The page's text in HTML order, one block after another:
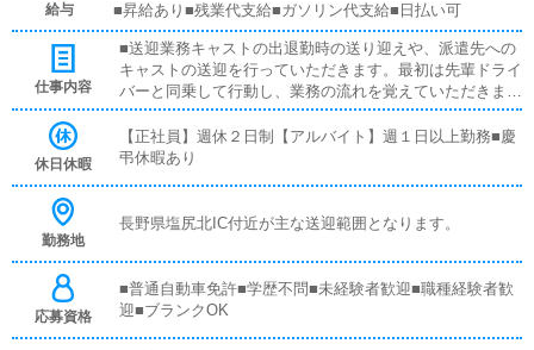
給与 ■昇給あり■残業代支給■ガソリン代支給■日払い可
仕事内容
■送迎業務キャストの出退勤時の送り迎えや、派遣先への
キャストの送迎を行っていただきます。最初は先輩ドライ
バーと同乗して行動し、業務の流れを覚えていただきます
ので、未経験の方でも安心して働けます。お客様と対面で
接客をお願いすることはありません。ガソリン代・高速代
は支給します。
休日休暇
【正社員】週休２日制【アルバイト】週１日以上勤務■慶
弔休暇あり
勤務地
長野県塩尻北IC付近が主な送迎範囲となります。
応募資格
■普通自動車免許■学歴不問■未経験者歓迎■職種経験者歓
迎■ブランクOK